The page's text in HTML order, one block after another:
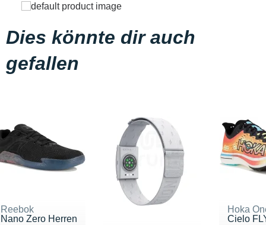
Dies könnte dir auch
gefallen
Reebok
Nano Zero Herren
Hoka
Cielo